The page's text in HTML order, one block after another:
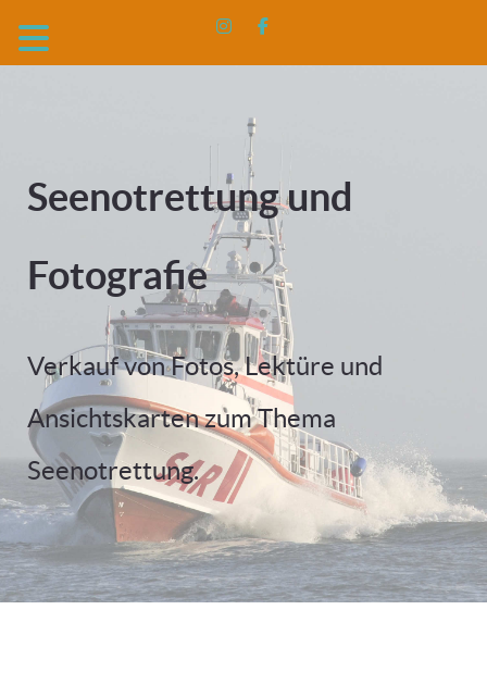
Seenotrettung und
Fotografie
Verkauf von Fotos, Lektüre und
Ansichtskarten zum Thema
Seenotrettung.